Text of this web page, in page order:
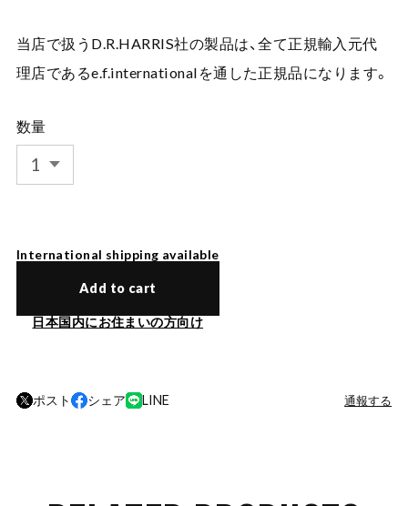
当店で扱うD.R.HARRIS社の製品は、全て正規輸入元代
理店であるe.f.internationalを通した正規品になります。
数量
International shipping available
Add to cart
日本国内にお住まいの方向け
ポスト シェア LINE 通報する